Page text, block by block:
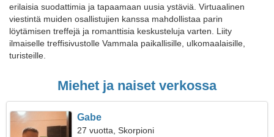
erilaisia suodattimia ja tapaamaan uusia ystäviä. Virtuaalinen
viestintä muiden osallistujien kanssa mahdollistaa parin
löytämisen treffejä ja romanttisia keskusteluja varten. Liity
ilmaiselle treffisivustolle Vammala paikallisille, ulkomaalaisille,
turisteille.
Miehet ja naiset verkossa
Gabe
27 vuotta, Skorpioni